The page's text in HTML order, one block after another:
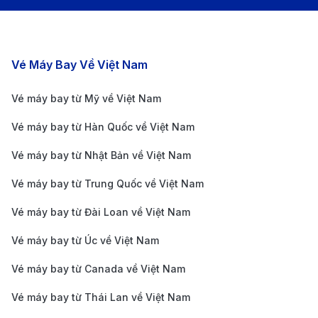
Trái cây tươi, thực phẩm tươi sống bị cấm mang
Hướng Dẫn Di Chuyển Từ Sân Bay
Ở Sri Lanka Về Khu Vực Trung Tâm
Các chặng bay nổi bật
Vé Máy Bay Về Việt Nam
Vé máy bay từ Mỹ về Việt Nam
Vé máy bay từ Hàn Quốc về Việt Nam
Vé máy bay từ Nhật Bản về Việt Nam
Vé máy bay từ Trung Quốc về Việt Nam
Vé máy bay từ Đài Loan về Việt Nam
Vé máy bay từ Úc về Việt Nam
Vé máy bay từ Canada về Việt Nam
Vé máy bay từ Thái Lan về Việt Nam